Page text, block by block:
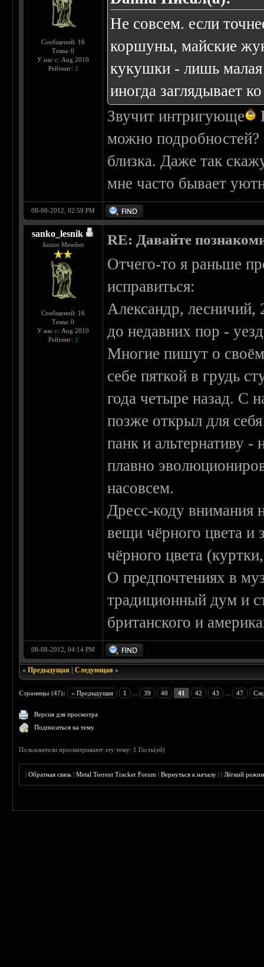
Сообщений: 16
Темы: 0
У нас с: Aug 2010
Рейтинг: 2
Не совсем. если
коршуны, майские
кукушки - лишь малая
иногда заглядывает
Звучит интригующе
можно
близка. Даже так
мне часто бывает
08-08-2012, 02:59 PM
sanko_lesnik
Junior Member
Сообщений: 16
Темы: 0
У нас с: Aug 2010
Рейтинг: 2
RE: Давайте
Отчего-то я раньше
исправиться:
Александр, лесничий,
до недавних пор -
Многие пишут о
себе пяткой в грудь
года четыре назад. С
позже открыл для
панк и альтернативу
плавно
насовсем.
Дресс-коду внимания
вещи чёрного цвета и
чёрного цвета
О предпочтениях в
традиционный дум и
британского и
08-08-2012, 04:14 PM
«Предыдущая |Следующая »
Страницы (47): « Предыдущая 1 39 40 41 42 43 47
Версия для просмотра
Подписаться на тему
Пользователи просматривают эту тему: 1 Гость(ей)
|Обратная связь |Metal Torrent Tracker Forum |Вернуться к началу ||Лёгкий